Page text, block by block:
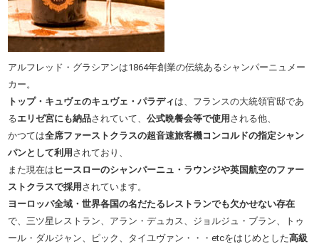
アルフレッド・グラシアンは1864年創業の伝統あるシャンパーニュメー
カー。
トップ・キュヴェのキュヴェ・パラディ は、フランスの大統領官邸であ
るエリゼ宮にも納品されていて、 公式晩餐会等で使用 される他、
かつては全席ファーストクラスの超音速旅客機コンコルドの指定シャン
パンとして利用 されており、
また現在は ヒースローのシャンパーニュ・ラウンジや英国航空のファー
ストクラスで採用 されています。
ヨーロッパ全域・世界各国の名だたるレストランでも欠かせない存在
で、三ツ星レストラン、アラン・デュカス、ジョルジュ・ブラン、トゥ
ール・ダルジャン、ピック、タイユヴァン・・・etcをはじめとした高級